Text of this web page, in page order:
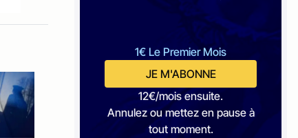
1€ Le Premier Mois
JE M'ABONNE
12€/mois ensuite.
Annulez ou mettez en pause à
tout moment.